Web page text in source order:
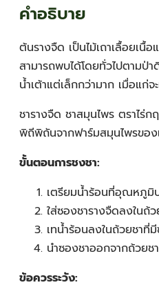
คำอธิบาย
ต้นรางจืด เป็นไม้เถาเลื้อยเนื้
สามารถพบได้โดยทั่วไปตาม
น้ำเต้าแต่เล็กกว่ามาก เมื่อแก่
ชารางจืด ชาสมุนไพร ตราไร่
พิถีพิถันจากฟาร์มสมุนไพรของ
ขั้นตอนการชงชา:
เตรียมน้ำร้อนที่อุณหภูมิ
ใส่ซองชารางจืดลงในถ้ว
เทน้ำร้อนลงในถ้วยชาที่
นำซองชาออกจากถ้วยช
ข้อควรระวัง: